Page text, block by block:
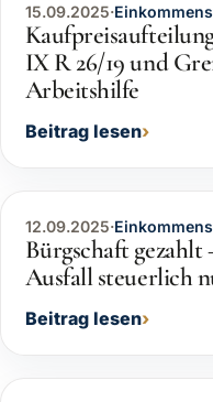
15.09.2025·
IX R 26/19 und
Arbeitshilfe
Beitrag lesen
12.09.2025·
Bürgschaft
Ausfall steuerlich
Beitrag lesen